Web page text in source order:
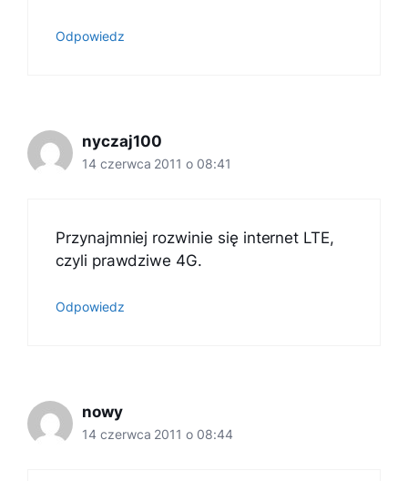
Odpowiedz
nyczaj100
14 czerwca 2011 o 08:41
Przynajmniej rozwinie się internet LTE,
czyli prawdziwe 4G.
Odpowiedz
nowy
14 czerwca 2011 o 08:44